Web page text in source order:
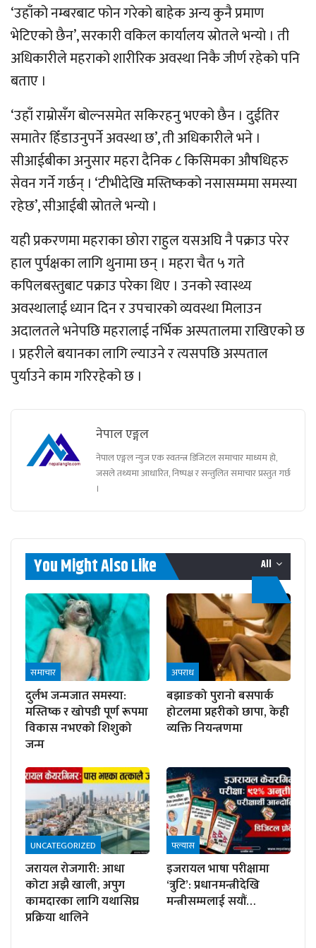
‘उहाँको नम्बरबाट फोन गरेको बाहेक अन्य कुनै प्रमाण
भेटिएको छैन’, सरकारी वकिल कार्यालय स्रोतले भन्यो । ती
अधिकारीले महराको शारीरिक अवस्था निकै जीर्ण रहेको पनि
बताए ।
‘उहाँ राम्रोसँग बोल्नसमेत सकिरहनु भएको छैन । दुईतिर
समातेर हिँडाउनुपर्ने अवस्था छ’, ती अधिकारीले भने ।
सीआईबीका अनुसार महरा दैनिक ८ किसिमका औषधिहरु
सेवन गर्ने गर्छन् । ‘टीभीदेखि मस्तिष्कको नसासम्ममा समस्या
रहेछ’, सीआईबी स्रोतले भन्यो ।
यही प्रकरणमा महराका छोरा राहुल यसअघि नै पक्राउ परेर
हाल पुर्पक्षका लागि थुनामा छन् । महरा चैत ५ गते
कपिलबस्तुबाट पक्राउ परेका थिए । उनको स्वास्थ्य
अवस्थालाई ध्यान दिन र उपचारको व्यवस्था मिलाउन
अदालतले भनेपछि महरालाई नर्भिक अस्पतालमा राखिएको छ
। प्रहरीले बयानका लागि ल्याउने र त्यसपछि अस्पताल
पुर्याउने काम गरिरहेको छ ।
नेपाल एङ्गल
नेपाल एङ्गल न्युज एक स्वतन्त्र डिजिटल समाचार माध्यम हो,
जसले तथ्यमा आधारित, निष्पक्ष र सन्तुलित समाचार प्रस्तुत गर्छ
।
All
You Might Also Like
समाचार
दुर्लभ जन्मजात समस्या:
मस्तिष्क र खोपडी पूर्ण रूपमा
विकास नभएको शिशुको
जन्म
अपराध
बझाङको पुरानो बसपार्क
होटलमा प्रहरीको छापा, केही
व्यक्ति नियन्त्रणमा
UNCATEGORIZED
जरायल रोजगारी: आधा
कोटा अझै खाली, अपुग
कामदारका लागि यथासिघ्र
प्रक्रिया थालिने
फ्ल्यास
इजरायल भाषा परीक्षामा
‘त्रुटि’: प्रधानमन्त्रीदेखि
मन्त्रीसम्मलाई सयौं…